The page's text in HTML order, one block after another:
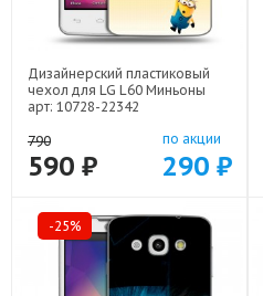
Дизайнерский пластиковый
чехол для LG L60 Миньоны
арт: 10728-22342
790
590 ₽
по акции
290 ₽
-25%